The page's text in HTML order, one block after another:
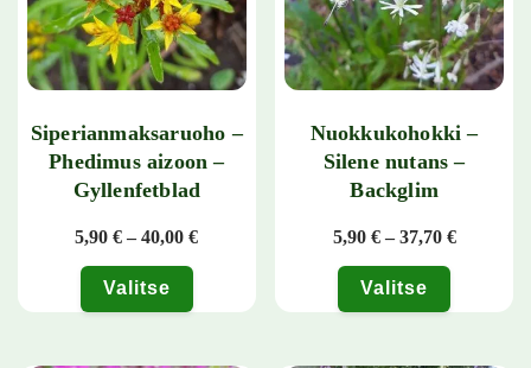
Siperianmaksaruoho –
Phedimus aizoon –
Gyllenfetblad
5,90€ – 40,00€Hintaluokka: 5,90 € - 40,00 €
Valitse
Nuokkukohokki –
Silene nutans –
Backglim
5,90 € – 37,70 €
Valitse